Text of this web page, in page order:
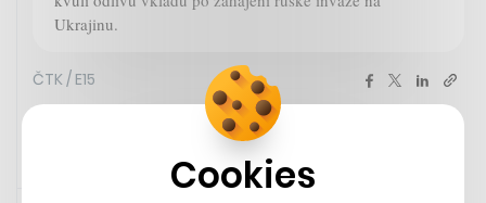
Ukrajinu.
ČTK / E15
Sdíleno přes aplikaci Twitter
Cookies